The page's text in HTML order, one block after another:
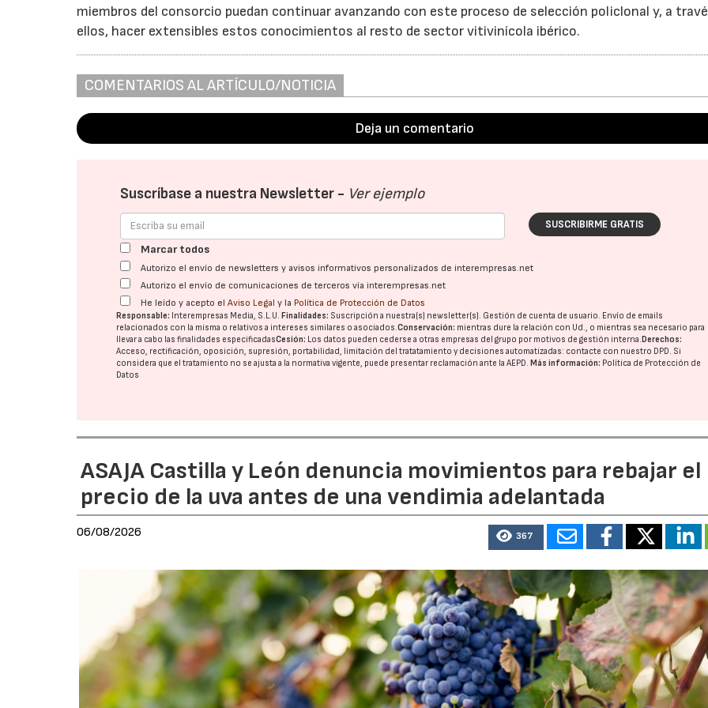
miembros del consorcio puedan continuar avanzando con este proceso de selección policlonal y, a
ellos, hacer extensibles estos conocimientos al resto de sector vitivinícola ibérico.
COMENTARIOS AL ARTÍCULO/NOTICIA
Deja un comentario
Suscríbase a nuestra Newsletter - Ver ejemplo
SUSCRIBIRME GRATIS
Marcar todos
Autorizo el envío de newsletters y avisos informativos personalizados de interempresas.net
Autorizo el envío de comunicaciones de terceros vía interempresas.net
He leído y acepto elAviso Legal y la Política de Protección de Datos
Responsable: Interempresas Media, S.L.U.Finalidades: Suscripción a nuestra(s) newsletter(s). Gestión de cuenta de usuario. Envío de emails
relacionados con la misma o relativos a intereses similares o asociados.Conservación: mientras dure la relación con Ud., o mientras sea necesario para
llevar a cabo las finalidades especificadasCesión: Los datos pueden cederse a otras empresas del grupo por motivos de gestión interna.Derechos:
Acceso, rectificación, oposición, supresión, portabilidad, limitación del tratatamiento y decisiones automatizadas: contacte con nuestro DPD. Si
considera que el tratamiento no se ajusta a la normativa vigente, puede presentar reclamación ante laAEPD.Más información: Política de Protección de
Datos
ASAJA Castilla y León denuncia movimientos para rebajar el
precio de la uva antes de una vendimia adelantada
06/08/2026 367